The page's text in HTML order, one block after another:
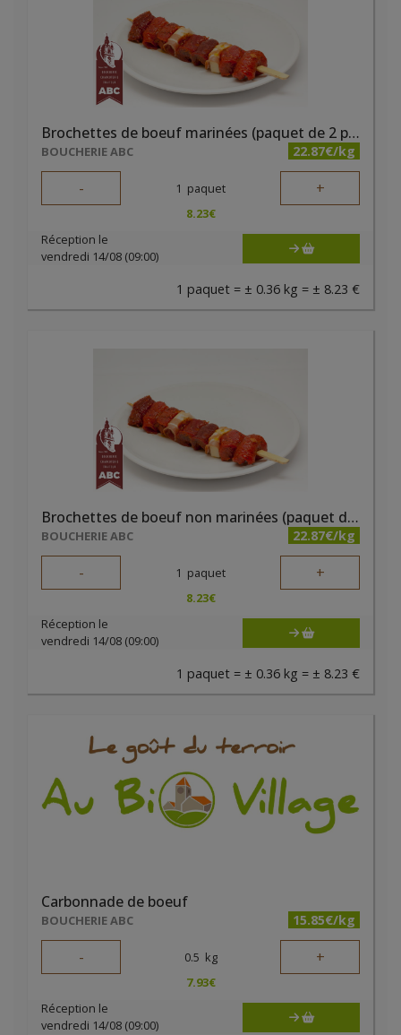
Brochettes de boeuf marinées (paquet de 2 pièces)
BOUCHERIE ABC 22.87€/kg
- 1 paquet +
8.23€
Réception le
vendredi 14/08 (09:00)
1 paquet = ± 0.36 kg = ± 8.23 €
Brochettes de boeuf non marinées (paquet de 2 pièces)
BOUCHERIE ABC 22.87€/kg
- 1 paquet +
8.23€
Réception le
vendredi 14/08 (09:00)
1 paquet = ± 0.36 kg = ± 8.23 €
Carbonnade de boeuf
BOUCHERIE ABC 15.85€/kg
- 0.5 kg +
7.93€
Réception le
vendredi 14/08 (09:00)